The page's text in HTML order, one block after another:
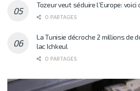
Tozeur veut séduire l’Europe: voici
0 PARTAGES
La Tunisie décroche 2 millions de
lac Ichkeul
0 PARTAGES